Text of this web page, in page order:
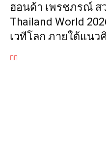
ฮอนด้า เพรชภรณ์ ส
Thailand World
เวทีโลก ภายใต้แนว